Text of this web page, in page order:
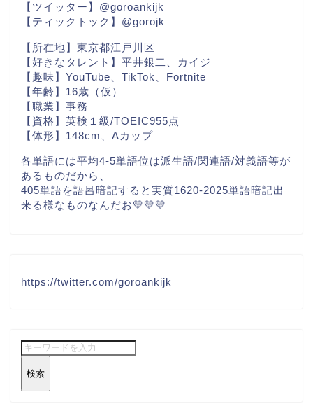
【ツイッター】@goroankijk
【ティックトック】@gorojk
【所在地】東京都江戸川区
【好きなタレント】平井銀二、カイジ
【趣味】YouTube、TikTok、Fortnite
【年齢】16歳（仮）
【職業】事務
【資格】英検１級/TOEIC955点
【体形】148cm、Aカップ
各単語には平均4-5単語位は派生語/関連語/対義語等が
あるものだから、
405単語を語呂暗記すると実質1620-2025単語暗記出
来る様なものなんだお💛💛💛
https://twitter.com/goroankijk
検索